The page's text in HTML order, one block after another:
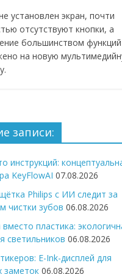
установлен экран, почти
отсутствуют кнопки, а
большинством функций
на новую
записи:
инструкций:
KeyFlowAI 07.08.2026
Philips с ИИ следит за
чистки зубов 06.08.2026
вместо пластика:
светильников 06.08.2026
E-Ink-дисплей для
заметок 06.08.2026